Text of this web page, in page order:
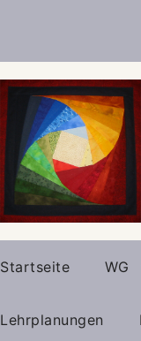
Startseite WG
Lehrplanungen